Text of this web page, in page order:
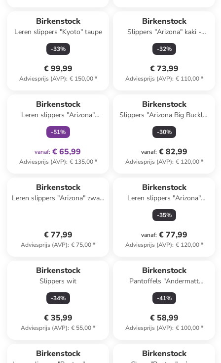
Birkenstock
Leren slippers "Kyoto" taupe
-33%
€ 99,99
Adviesprijs (AVP): € 150,00*
Birkenstock
Slippers "Arizona" kaki -
wijdte S
-32%
€ 73,99
Adviesprijs (AVP): € 110,00*
Birkenstock
Leren slippers "Arizona"
lichtroze
-51%
vanaf: € 65,99
Adviesprijs (AVP): € 135,00*
Birkenstock
Slippers "Arizona Big Buckle"
wit
-30%
vanaf: € 82,99
Adviesprijs (AVP): € 120,00*
Birkenstock
Leren slippers "Arizona" zwart
€ 77,99
Adviesprijs (AVP): € 75,00*
Birkenstock
Leren slippers "Arizona"
lichtbruin
-35%
vanaf: € 77,99
Adviesprijs (AVP): € 120,00*
Birkenstock
Slippers wit
-34%
€ 35,99
Adviesprijs (AVP): € 55,00*
Birkenstock
Pantoffels "Andermatt
Standard" grijs
-41%
€ 58,99
Adviesprijs (AVP): € 100,00*
Birkenstock Birkenstock